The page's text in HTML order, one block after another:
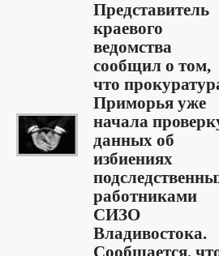
Представитель
краевого
ведомства
сообщил о том,
что
Приморья уже
начала
данных об
избиениях
работниками
СИЗО
Владивостока.
Сообщается,